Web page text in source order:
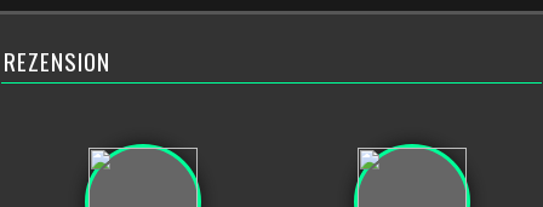
REZENSION